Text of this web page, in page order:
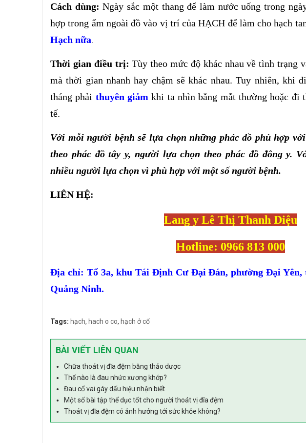
Cách dùng:Ngày sắc một thang để làm nước uống trong
hợp trong ẩm ngoài đồ vào vị trí của HẠCH để làm cho hạch
Hạch nữa.
Thời gian điều trị:Tùy theo mức độ khác nhau về tình trạng
mà thời gian nhanh hay chậm sẽ khác nhau. Tuy nhiên, khi
tháng phải thuyên giảm khi ta nhìn bằng mắt thường hoặc đi
tế.
Với mỗi người bệnh sẽ lựa chọn những phác đồ phù hợp
theo phác đồ tây y, người lựa chọn theo phác đồ đông y.
nhiều người lựa chọn vì phù hợp với một số người bệnh.
LIÊN HỆ:
Lang y Lê Thị Thanh Diệu
Hotline: 0966 813 000
Địa chỉ: Tổ 3a, khu Tái Định Cư Đại Đán, phường Đại Yên,
Quảng Ninh.
Tags: hạch, hach o co, hạch ở cổ
BÀI VIẾT LIÊN QUAN
Chữa thoát vị đĩa đệm bằng thảo dược
Thế nào là đau nhức xương khớp?
Đau cổ vai gáy dấu hiệu nhận biết
Một số bài tập thể dục tốt cho người thoát vị đĩa đệm
Thoát vị đĩa đệm có ảnh hưởng tới sức khỏe không?